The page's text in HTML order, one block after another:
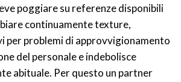
poggiare su referenze disponibili
continuamente texture,
per problemi di approvvigionamento
del personale e indebolisce
abituale. Per questo un partner